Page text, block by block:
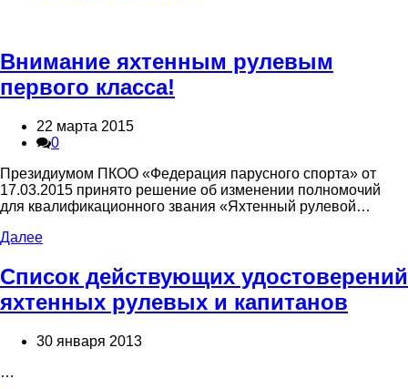
Внимание яхтенным рулевым
первого класса!
22 марта 2015
0
Президиумом ПКОО «Федерация парусного спорта» от
17.03.2015 принято решение об изменении полномочий
для квалификационного звания «Яхтенный рулевой…
Далее
Список действующих удостоверений
яхтенных рулевых и капитанов
30 января 2013
…